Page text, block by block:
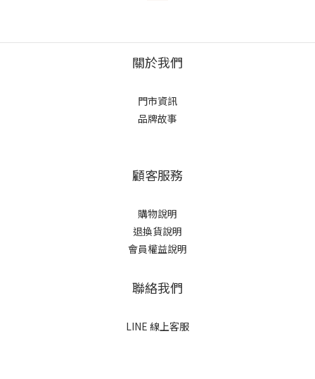
關於我們
門市資訊
品牌故事
顧客服務
購物說明
退換貨說明
會員權益說明
聯絡我們
LINE 線上客服